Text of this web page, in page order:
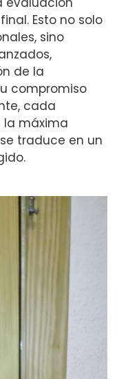
Esto no solo
sino
de la
compromiso
cada
la máxima
traduce en un